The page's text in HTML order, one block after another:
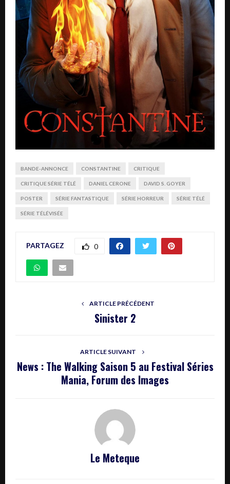
BANDE-ANNONCE CONSTANTINE CRITIQUE
CRITIQUE SÉRIE TÉLÉ DANIEL CERONE DAVID S. GOYER
POSTER SÉRIE FANTASTIQUE SÉRIE HORREUR SÉRIE TÉLÉ
SÉRIE TÉLÉVISÉE
PARTAGEZ 0
ARTICLE PRÉCÉDENT
Sinister 2
ARTICLE SUIVANT
News : The Walking Saison 5 au Festival Séries
Mania, Forum des Images
Le Meteque